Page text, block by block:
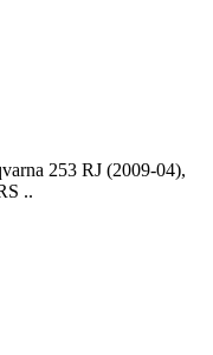
253 RJ (2009-04),
..